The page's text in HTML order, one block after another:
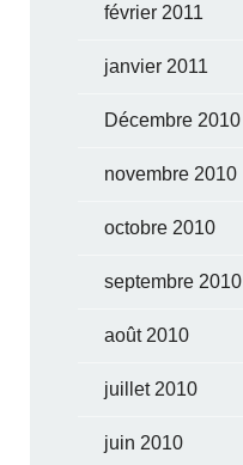
février 2011
janvier 2011
Décembre 2010
novembre 2010
octobre 2010
septembre 2010
août 2010
juillet 2010
juin 2010